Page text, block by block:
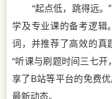
“起点低，跳得远
学及专业课的备考逻辑
词，并推荐了高效的真
“听课与刷题时间三七
享了B站等平台的免费
最新动态。